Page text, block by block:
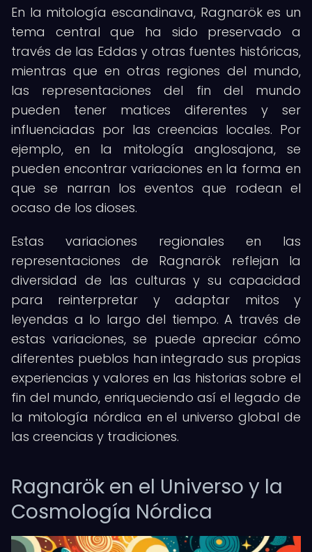
En la mitología escandinava, Ragnarök es un
tema central que ha sido preservado a
través de las Eddas y otras fuentes históricas,
mientras que en otras regiones del mundo,
las representaciones del fin del mundo
pueden tener matices diferentes y ser
influenciadas por las creencias locales. Por
ejemplo, en la mitología anglosajona, se
pueden encontrar variaciones en la forma en
que se narran los eventos que rodean el
ocaso de los dioses.
Estas variaciones regionales en las
representaciones de Ragnarök reflejan la
diversidad de las culturas y su capacidad
para reinterpretar y adaptar mitos y
leyendas a lo largo del tiempo. A través de
estas variaciones, se puede apreciar cómo
diferentes pueblos han integrado sus propias
experiencias y valores en las historias sobre el
fin del mundo, enriqueciendo así el legado de
la mitología nórdica en el universo global de
las creencias y tradiciones.
Ragnarök en el Universo y la
Cosmología Nórdica